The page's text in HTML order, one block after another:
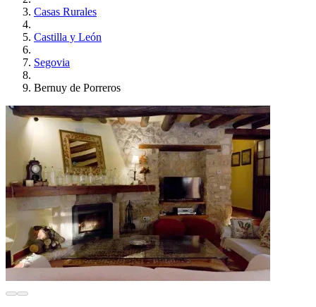
Casas Rurales
Castilla y León
Segovia
Bernuy de Porreros